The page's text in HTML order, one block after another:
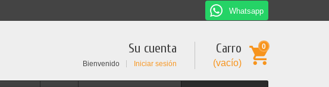
Whatsapp
Carro
(vacío)
0
Su cuenta
Bienvenido Iniciar sesión